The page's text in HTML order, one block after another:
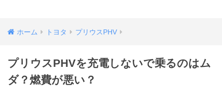
ホーム トヨタ プリウスPHV
プリウスPHVを充電しないで乗るのはム
ダ？燃費が悪い？